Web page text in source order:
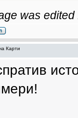
was
Карти